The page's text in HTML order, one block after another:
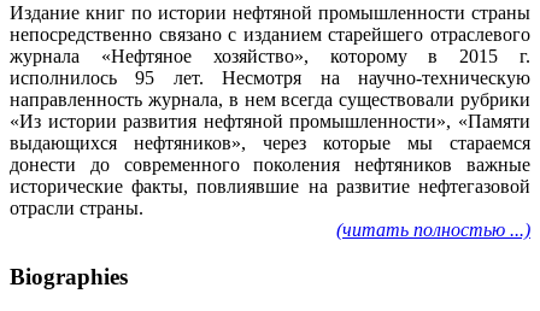
Издание книг по истории нефтяной промышленности страны
непосредственно связано с изданием старейшего отраслевого
журнала «Нефтяное хозяйство», которому в 2015 г.
исполнилось 95 лет. Несмотря на научно-техническую
направленность журнала, в нем всегда существовали рубрики
«Из истории развития нефтяной промышленности», «Памяти
выдающихся нефтяников», через которые мы стараемся
донести до современного поколения нефтяников важные
исторические факты, повлиявшие на развитие нефтегазовой
отрасли страны.
(читать полностью ...)
Biographies